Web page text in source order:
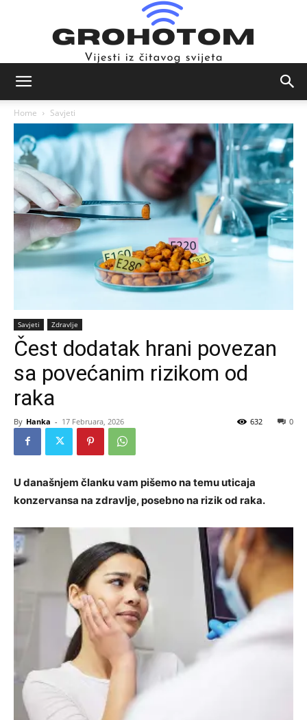
iz
svijeta
Home Savjeti
Savjeti Zdravlje
Čest dodatak hrani povezan
sa povećanim rizikom od
raka
By Hanka - 17 Februara, 2026 0
632
U današnjem članku vam pišemo na temu uticaja
konzervansa na zdravlje, posebno na rizik od raka.